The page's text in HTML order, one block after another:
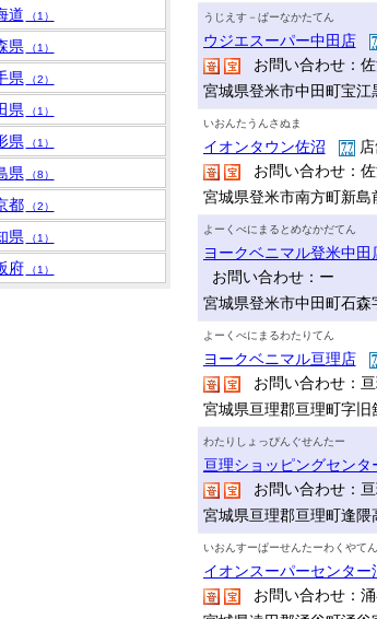
うじえす－ぱーなかたてん
ウジエスーパー中田店
お問い合わせ：
宮城県登米市中田町宝
いおんたうんさぬま
イオンタウン佐沼
お問い合わせ：
宮城県登米市南方町新
よーくべにまるとめなかだてん
ヨークベニマル登米中田
お問い合わせ：ー
宮城県登米市中田町石
よーくべにまるわたりてん
ヨークベニマル亘理店
お問い合わせ：
宮城県亘理郡亘理町字
わたりしょっぴんぐせんたー
亘理ショッピングセンタ
お問い合わせ：
宮城県亘理郡亘理町逢
いおんすーぱーせんたーわくやてん
イオンスーパーセンター
お問い合わせ：
道 （1）
県 （1）
県 （2）
県 （1）
県 （1）
県 （8）
都 （2）
県 （1）
府 （1）